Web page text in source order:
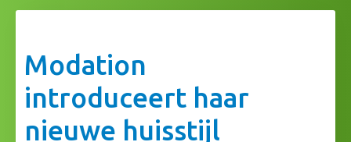
Modation
introduceert haar
nieuwe huisstijl